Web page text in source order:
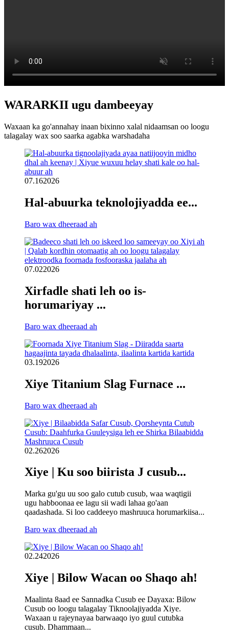
WARARKII ugu dambeeyay
Waxaan ka go'annahay inaan bixinno xalal nidaamsan oo loogu
talagalay wax soo saarka agabka warshadaha
07.162026
Hal-abuurka teknolojiyadda ee...
Baro wax dheeraad ah
07.022026
Xirfadle shati leh oo is-
horumariyay ...
Baro wax dheeraad ah
03.192026
Xiye Titanium Slag Furnace ...
Baro wax dheeraad ah
02.262026
Xiye | Ku soo biirista J cusub...
Marka gu'gu uu soo galo cutub cusub, waa waqtigii
ugu habboonaa ee lagu sii wadi lahaa go'aan
qaadashada. Si loo caddeeyo mashruuca horumarkiisa...
Baro wax dheeraad ah
02.242026
Xiye | Bilow Wacan oo Shaqo ah!
Maalinta 8aad ee Sannadka Cusub ee Dayaxa: Bilow
Cusub oo loogu talagalay Tiknoolajiyadda Xiye.
Waxaan u rajeynayaa barwaaqo iyo guul cutubka
cusub. Dhammaan...